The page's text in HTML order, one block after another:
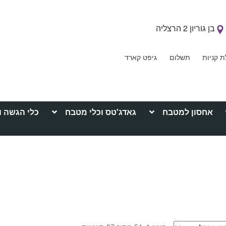
בן גוריון 2 הרצליה
קניות תשלום גיפט קארד
אחסון למטבח גאדג'טס וכלי מטבח כלי הגשה